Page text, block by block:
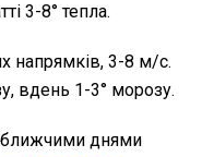
3-8° тепла.
напрямків, 3-8 м/с.
вдень 1-3° морозу.
днями